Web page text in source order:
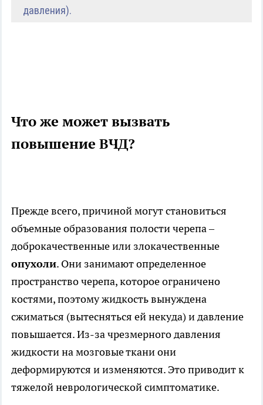
давления).
Что же может вызвать
повышение ВЧД?
Прежде всего, причиной могут становиться
объемные образования полости черепа –
доброкачественные или злокачественные
опухоли. Они занимают определенное
пространство черепа, которое ограничено
костями, поэтому жидкость вынуждена
сжиматься (вытесняться ей некуда) и давление
повышается. Из-за чрезмерного давления
жидкости на мозговые ткани они
деформируются и изменяются. Это приводит к
тяжелой неврологической симптоматике.